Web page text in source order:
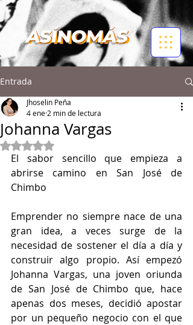
Entrada
Johanna Vargas
Jhoselin Peña
4 ene 2 min de lectura
Obtuvo NaN de 5 estrellas.
El sabor sencillo que empieza a
abrirse camino en San José de
Chimbo
Emprender no siempre nace de una
gran idea, a veces surge de la
necesidad de sostener el día a día y
construir algo propio. Así empezó
Johanna Vargas, una joven oriunda
de San José de Chimbo que, hace
apenas dos meses, decidió apostar
por un pequeño negocio con el que